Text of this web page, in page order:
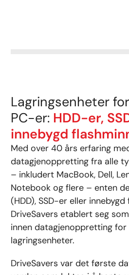
Lagringsenheter
PC-er: HDD-er,
innebygd
Med over 40 års erfaring
datagjenoppretting fra alle
– inkludert MacBook, Dell,
Notebook og flere – enten
(HDD), SSD-er eller
DriveSavers etablert seg
innen datagjenoppretting
lagringsenheter.
DriveSavers var det første